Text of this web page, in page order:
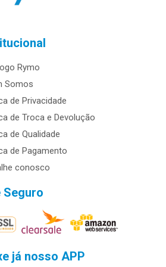
Rymo
Somos
de Privacidade
de Troca e Devolução
de Qualidade
de Pagamento
conosco
Seguro
já nosso APP